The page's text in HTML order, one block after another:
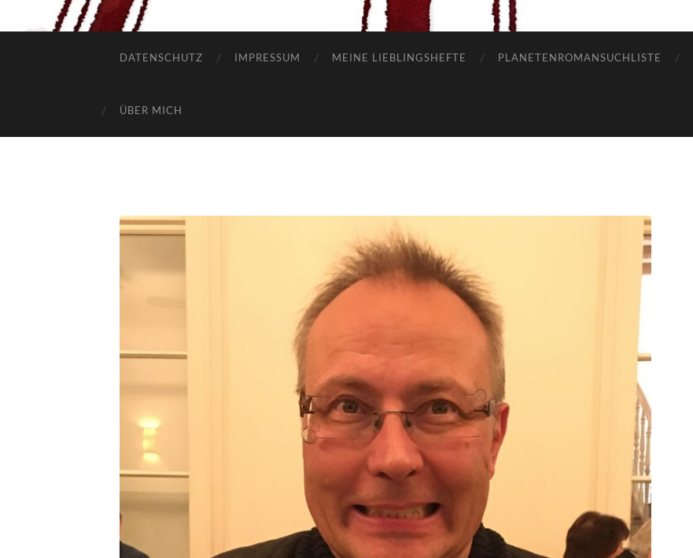
DATENSCHUTZ IMPRESSUM MEINE LIEBLINGSHEFTE PLANETENROMANSUCHLISTE
ÜBER MICH